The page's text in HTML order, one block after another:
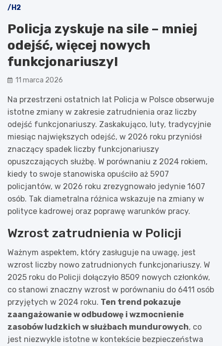
/H2
Policja zyskuje na sile – mniej
odejść, więcej nowych
funkcjonariuszy!
11 marca 2026
Na przestrzeni ostatnich lat Policja w Polsce obserwuje
istotne zmiany w zakresie zatrudnienia oraz liczby
odejść funkcjonariuszy. Zaskakująco, luty, tradycyjnie
miesiąc największych odejść, w 2026 roku przyniósł
znaczący spadek liczby funkcjonariuszy
opuszczających służbę. W porównaniu z 2024 rokiem,
kiedy to swoje stanowiska opuściło aż 5907
policjantów, w 2026 roku zrezygnowało jedynie 1607
osób. Tak diametralna różnica wskazuje na zmiany w
polityce kadrowej oraz poprawę warunków pracy.
Wzrost zatrudnienia w Policji
Ważnym aspektem, który zasługuje na uwagę, jest
wzrost liczby nowo zatrudnionych funkcjonariuszy. W
2025 roku do Policji dołączyło 8509 nowych członków,
co stanowi znaczny wzrost w porównaniu do 6411 osób
przyjętych w 2024 roku. Ten trend pokazuje
zaangażowanie w odbudowę i wzmocnienie
zasobów ludzkich w służbach mundurowych, co
jest niezwykle istotne w kontekście bezpieczeństwa